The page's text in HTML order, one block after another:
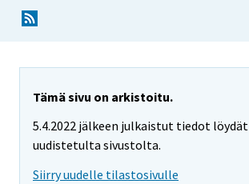
Tämä sivu on arkistoitu.
5.4.2022 jälkeen julkaistut tiedot löydät
uudistetulta sivustolta.
Siirry uudelle tilastosivulle